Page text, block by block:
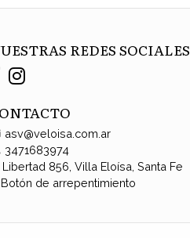
REDES SOCIALES
asv@veloisa.com.ar
3471683974
Libertad 856, Villa Eloísa, Santa Fe
de arrepentimiento